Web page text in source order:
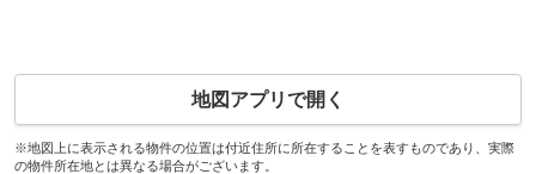
地図アプリで開く
※地図上に表示される物件の位置は付近住所に所在することを表すものであり、実際
の物件所在地とは異なる場合がございます。